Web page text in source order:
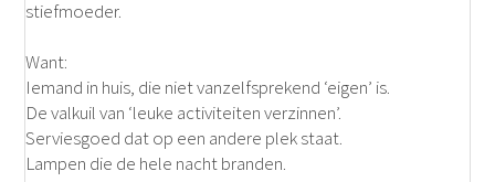
stiefmoeder.
Want:
Iemand in huis, die niet vanzelfsprekend ‘eigen’ is.
De valkuil van ‘leuke activiteiten verzinnen’.
Serviesgoed dat op een andere plek staat.
Lampen die de hele nacht branden.